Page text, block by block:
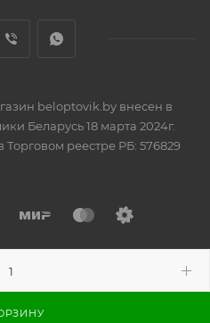
beloptovik.by внесен в
Беларусь 18 марта 2024г.
реестре РБ: 576829
в